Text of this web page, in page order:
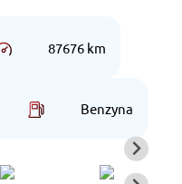
87676 km
Benzyna